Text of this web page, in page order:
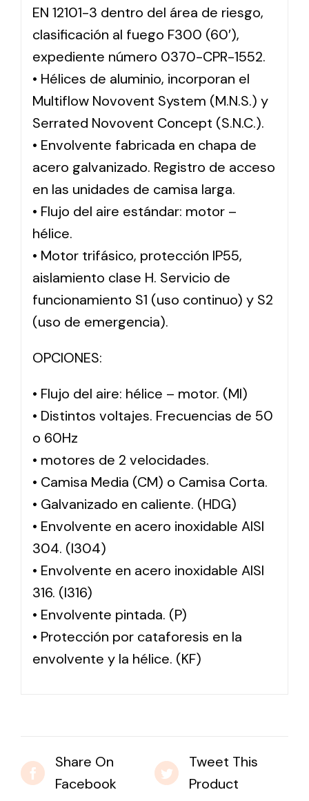
EN 12101-3 dentro del área de riesgo,
clasificación al fuego F300 (60′),
expediente número 0370-CPR-1552.
• Hélices de aluminio, incorporan el
Multiflow Novovent System (M.N.S.) y
Serrated Novovent Concept (S.N.C.).
• Envolvente fabricada en chapa de
acero galvanizado. Registro de acceso
en las unidades de camisa larga.
• Flujo del aire estándar: motor –
hélice.
• Motor trifásico, protección IP55,
aislamiento clase H. Servicio de
funcionamiento S1 (uso continuo) y S2
(uso de emergencia).
OPCIONES:
• Flujo del aire: hélice – motor. (MI)
• Distintos voltajes. Frecuencias de 50
o 60Hz
• motores de 2 velocidades.
• Camisa Media (CM) o Camisa Corta.
• Galvanizado en caliente. (HDG)
• Envolvente en acero inoxidable AISI
304. (I304)
• Envolvente en acero inoxidable AISI
316. (I316)
• Envolvente pintada. (P)
• Protección por cataforesis en la
envolvente y la hélice. (KF)
Share On
Facebook
Tweet This
Product